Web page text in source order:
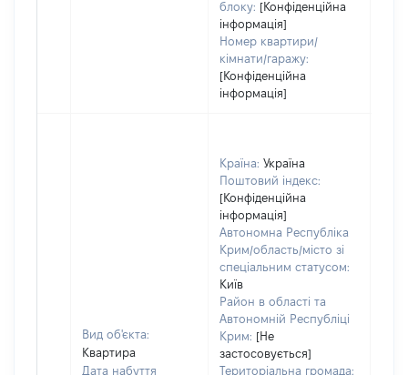
блоку: [Конфіденційна
інформація]
Номер квартири/
кімнати/гаражу:
[Конфіденційна
інформація]
Вид об'єкта:
Квартира
Дата набуття
Країна: Україна
Поштовий індекс:
[Конфіденційна
інформація]
Автономна Республіка
Крим/область/місто зі
спеціальним статусом:
Київ
Район в області та
Автономній Республіці
Крим: [Не
застосовується]
Територіальна громада: